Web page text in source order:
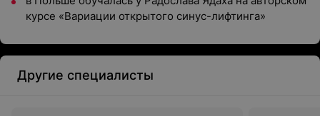
курсе «Вариации открытого синус-лифтинга»
Другие специалисты